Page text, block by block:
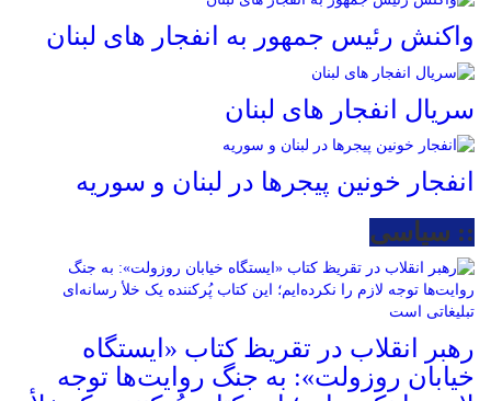
واکنش رئیس جمهور به انفجار های لبنان
سریال انفجار های لبنان
انفجار خونین پیجرها در لبنان و سوریه
:: سیاسی
رهبر انقلاب در تقریظ کتاب «ایستگاه
خیابان روزولت»: به جنگ روایت‌ها توجه